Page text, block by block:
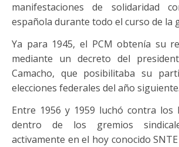
manifestaciones de solidaridad
española durante todo el curso de la
Ya para 1945, el PCM obtenía su
mediante un decreto del
Camacho, que posibilitaba su
elecciones federales del año siguiente.
Entre 1956 y 1959 luchó contra los
dentro de los gremios
activamente en el hoy conocido